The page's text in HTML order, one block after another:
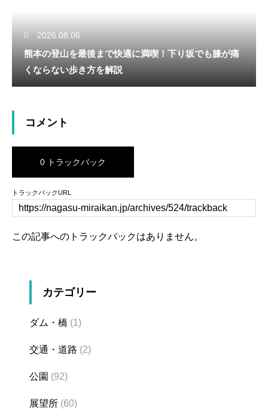
2026.08.06
熊本の登山を最後まで快適に満喫！下り坂でも膝が痛
くならない歩き方を解説
コメント
0 トラックバック
トラックバックURL
この記事へのトラックバックはありません。
カテゴリー
ダム・橋 (1)
交通・道路 (2)
公園 (92)
展望所 (60)